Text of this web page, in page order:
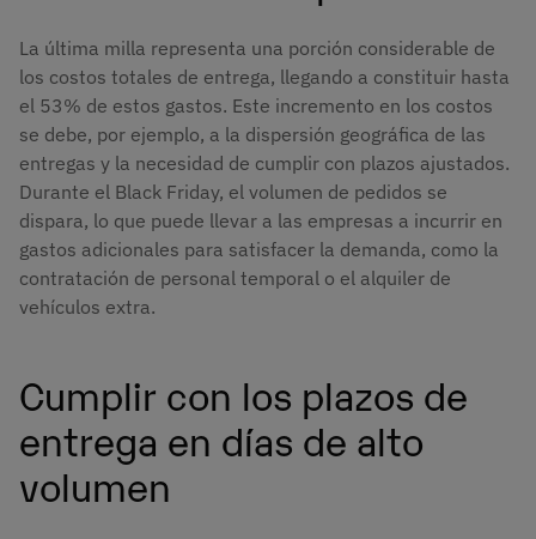
La última milla representa una porción considerable de
los costos totales de entrega, llegando a constituir hasta
el 53% de estos gastos. Este incremento en los costos
se debe, por ejemplo, a la dispersión geográfica de las
entregas y la necesidad de cumplir con plazos ajustados.
Durante el Black Friday, el volumen de pedidos se
dispara, lo que puede llevar a las empresas a incurrir en
gastos adicionales para satisfacer la demanda, como la
contratación de personal temporal o el alquiler de
vehículos extra.
Cumplir con los plazos de
entrega en días de alto
volumen